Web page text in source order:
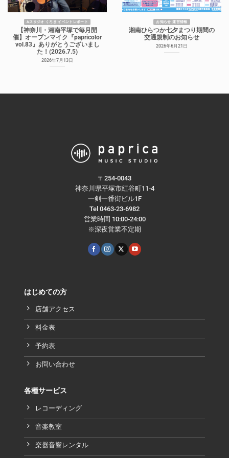
Aスタジオ くろき イベントレポート
【神奈川・湘南平塚で毎月開
催】オープンマイク『papricolor
vol.83』ありがとうございまし
た！(2026.7.5)
2026年7月13日
お知らせ 運営情報
湘南ひらつか七夕まつり期間の
交通規制のお知らせ
2026年6月21日
〒254-0043
神奈川県平塚市紅谷町11-4
一剣一番街ビル1F
Tel 0463-23-6982
営業時間 10:00-24:00
※深夜営業不定期
はじめての方
店舗アクセス
料金表
予約表
お問い合わせ
各種サービス
レコーディング
音楽教室
楽器音響レンタル